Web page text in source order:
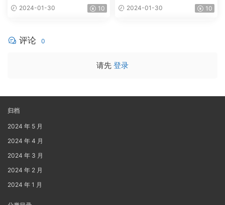
2024-01-30 10 2024-01-30 10
评论 0
请先 登录
归档
2024 年 5 月
2024 年 4 月
2024 年 3 月
2024 年 2 月
2024 年 1 月